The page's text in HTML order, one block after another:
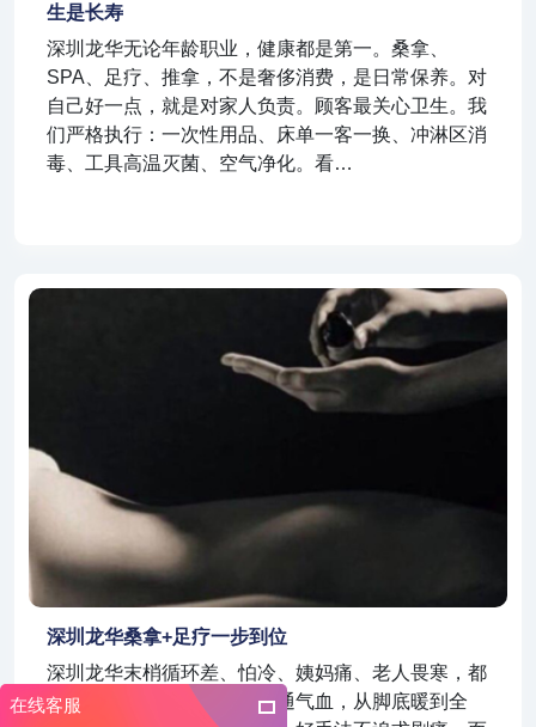
在线客服
生是长寿
深圳龙华无论年龄职业，健康都是第一。桑拿、
SPA、足疗、推拿，不是奢侈消费，是日常保养。对
自己好一点，就是对家人负责。顾客最关心卫生。我
们严格执行：一次性用品、床单一客一换、冲淋区消
毒、工具高温灭菌、空气净化。看…
深圳龙华桑拿+足疗一步到位
深圳龙华末梢循环差、怕冷、姨妈痛、老人畏寒，都
适合温养。桑拿暖身，足疗通气血，从脚底暖到全